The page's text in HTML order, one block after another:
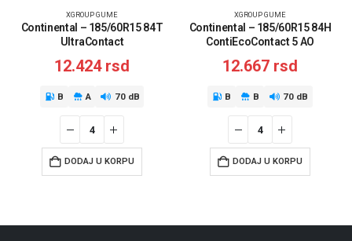
XGROUP GUME
Continental – 185/60R15 84T
UltraContact
12.424 rsd
B A 70 dB
DODAJ U KORPU
XGROUP GUME
Continental – 185/60R15 84H
ContiEcoContact 5 AO
12.667 rsd
B B 70 dB
DODAJ U KORPU